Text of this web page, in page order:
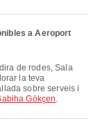
a Aeroport
la teva
sobre serveis i
Gökçen.